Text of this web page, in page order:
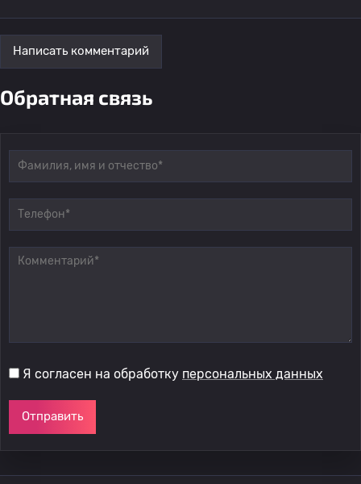
Написать комментарий
Обратная связь
Я согласен на обработку персональных данных
Отправить